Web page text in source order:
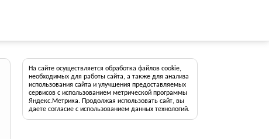
На сайте осуществляется обработка файлов cookie,
необходимых для работы сайта, а также для анализа
использования сайта и улучшения предоставляемых
сервисов с использованием метрической программы
Яндекс.Метрика. Продолжая использовать сайт, вы
даете согласие с использованием данных технологий.